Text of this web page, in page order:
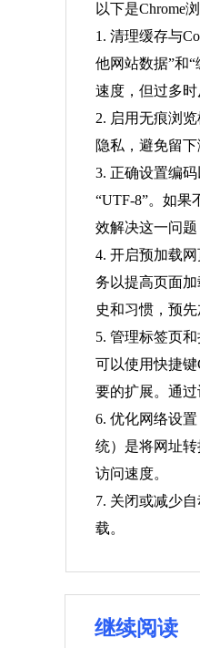
以下是Chrome
1. 清理缓存与
他网站数据”和
速度，但过多
2. 启用无痕浏
隐私，避免留
3. 正确设置编
“UTF-8”。如
效解决这一问题
4. 开启预加载
务以提高页面
史和习惯，预
5. 管理标签页
可以使用快捷
要的扩展。通过
6. 优化网络设
统）是将网址
访问速度。
7. 关闭或减少
载。
继续阅读